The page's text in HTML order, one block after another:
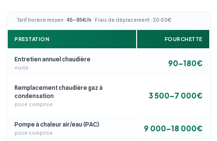
Tarif horaire moyen :45–85€/h · Frais de déplacement : 20-50€
PRESTATION FOURCHETTE
Entretien annuel chaudière
visite 90–180€
Remplacement chaudière gaz à
condensation
pose comprise
3 500–7 000€
Pompe à chaleur air/eau (PAC)
pose comprise 9 000–18 000€